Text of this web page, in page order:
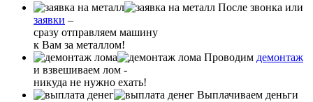
После звонка или
заявки –
сразу отправляем машину
к Вам за металлом!
Проводим демонтаж
и взвешиваем лом -
никуда не нужно ехать!
Выплачиваем деньги